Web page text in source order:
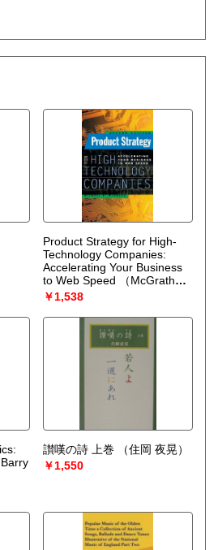
、自然科学、美術工芸、国語国
ー
Product Strategy for High-
Technology Companies:
Accelerating Your Business
to Web Speed
（McGrath
Michael E.）
￥1,538
Barry
讃嘆の詩 上巻
（住岡 夜晃）
￥1,550